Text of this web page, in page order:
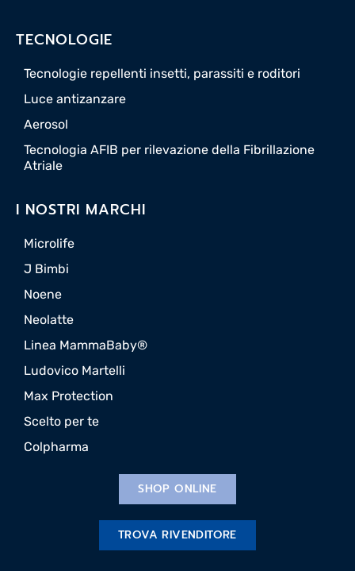
TECNOLOGIE
Tecnologie repellenti insetti, parassiti e roditori
Luce antizanzare
Aerosol
Tecnologia AFIB per rilevazione della Fibrillazione
Atriale
I NOSTRI MARCHI
Microlife
J Bimbi
Noene
Neolatte
Linea MammaBaby®
Ludovico Martelli
Max Protection
Scelto per te
Colpharma
SHOP ONLINE
TROVA RIVENDITORE